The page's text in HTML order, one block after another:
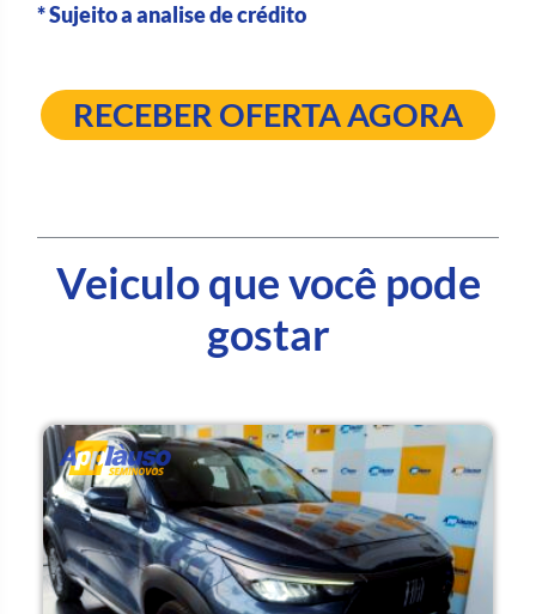
* Sujeito a analise de crédito
RECEBER OFERTA AGORA
Veiculo que você pode
gostar